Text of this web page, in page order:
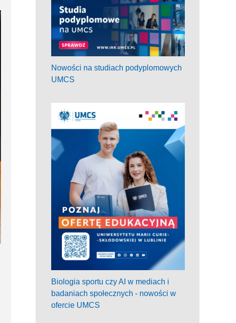
Nowości na studiach podyplomowych
UMCS
Biologia sportu czy AI w mediach i
badaniach społecznych - nowości w
ofercie UMCS